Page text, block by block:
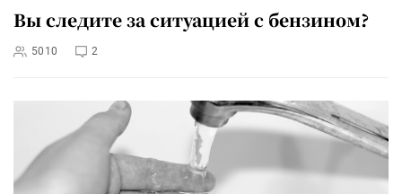
Вы следите за ситуацией с бензином?
5010 2